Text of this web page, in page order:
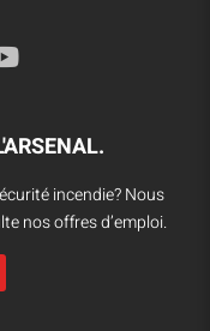
incendie? Nous
nos offres d’emploi.